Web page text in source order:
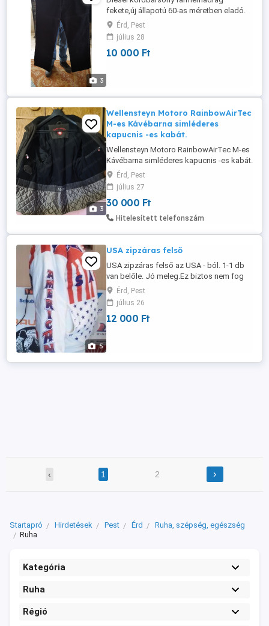
3
fekete,új állapotú 60-as méretben eladó.
Amerikai farmer méretben 40 derék 36-os
hossznak felel meg colban.
Érd, Pest
július 28
10 000 Ft
3
Wellensteyn Motoro RainbowAirTec
M-es Kávébarna simléderes
kapucnis -es kabát.
Wellensteyn Motoro RainbowAirTec M-es
Kávébarna simléderes kapucnis -es kabát.
Széllálló, vízálló, lélegző. Ahogy a fény éri
úgy változik a fénye. 5 belső és 6 külső
zsebbel. Használt, de jó állapotú. Zipzár
YKK-ra lett cserélve. Derékba övvel
szűkíthető oda-vissza zipzáras.
Érd, Pest
július 27
30 000 Ft
Hitelesített telefonszám
5
USA zipzáras felső
USA zipzáras felső az USA - ból. 1-1 db
van belőle. Jó meleg.Ez biztos nem fog
visszaköszönni. Az ár egy darabra
értendö.
Érd, Pest
július 26
12 000 Ft
‹ 1 2 ›
Startapró Hirdetések Pest Érd
Ruha, szépség, egészség
Ruha
Kategória
Ruha
Régió